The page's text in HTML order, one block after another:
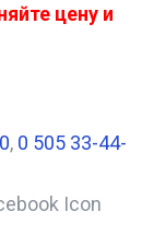
цену и
, 0 505 33-44-